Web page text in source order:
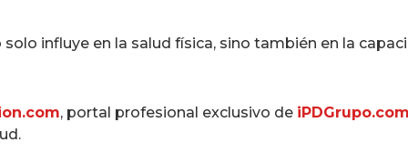
influye en la salud física, sino también en la
, portal profesional exclusivo de